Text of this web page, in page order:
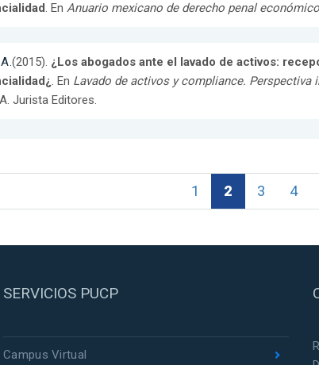
. En Anuario mexicano de derecho penal económico
(2015). ¿Los abogados ante el lavado de activos:
. En Lavado de activos y compliance. Perspectiva
Jurista Editores.
1 2 3 4
SERVICIOS PUCP
Campus Virtual